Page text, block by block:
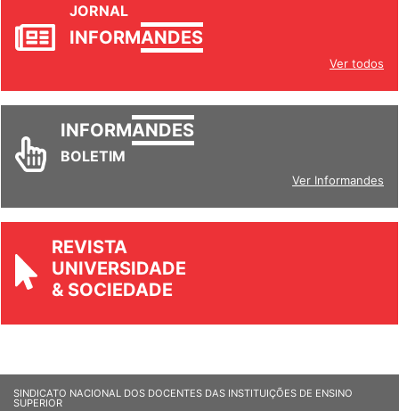
JORNAL
INFORMANDES
Ver todos
INFORMANDES
BOLETIM
Ver Informandes
REVISTA
UNIVERSIDADE
& SOCIEDADE
SINDICATO NACIONAL DOS DOCENTES DAS INSTITUIÇÕES DE ENSINO
SUPERIOR